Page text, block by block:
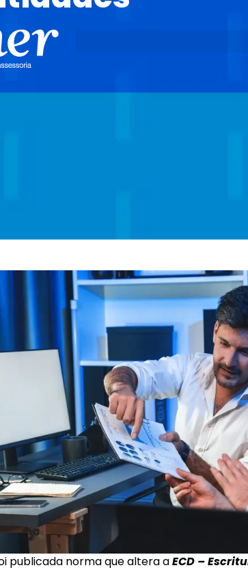
publicada norma que altera aECD –